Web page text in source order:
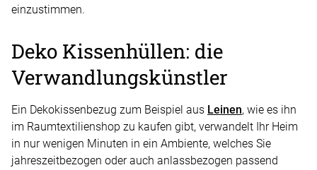
einzustimmen.
Deko Kissenhüllen: die
Verwandlungskünstler
Ein Dekokissenbezug zum Beispiel aus Leinen, wie es ihn
im Raumtextilienshop zu kaufen gibt, verwandelt Ihr Heim
in nur wenigen Minuten in ein Ambiente, welches Sie
jahreszeitbezogen oder auch anlassbezogen passend